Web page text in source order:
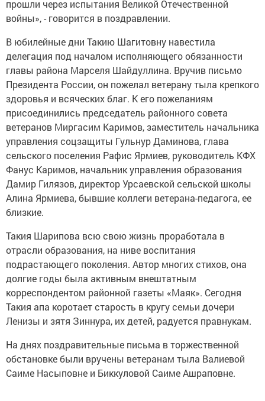
прошли через испытания Великой Отечественной
войны», - говорится в поздравлении.
В юбилейные дни Такию Шагитовну навестила
делегация под началом исполняющего обязанности
главы района Марселя Шайдуллина. Вручив письмо
Президента России, он пожелал ветерану тыла крепкого
здоровья и всяческих благ. К его пожеланиям
присоединились председатель районного совета
ветеранов Миргасим Каримов, заместитель начальника
управления соцзащиты Гульнур Даминова, глава
сельского поселения Рафис Ярмиев, руководитель КФХ
Фанус Каримов, начальник управления образования
Дамир Гилязов, директор Урсаевской сельской школы
Алина Ярмиева, бывшие коллеги ветерана-педагога, ее
близкие.
Такия Шарипова всю свою жизнь проработала в
отрасли образования, на ниве воспитания
подрастающего поколения. Автор многих стихов, она
долгие годы была активным внештатным
корреспондентом районной газеты «Маяк». Сегодня
Такия апа коротает старость в кругу семьи дочери
Ленизы и зятя Зиннура, их детей, радуется правнукам.
На днях поздравительные письма в торжественной
обстановке были вручены ветеранам тыла Валиевой
Саиме Насыповне и Биккуловой Саиме Ашраповне.